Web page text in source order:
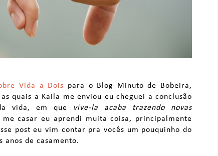
Vida a Dois para o Blog Minuto de Bobeira,
quais a Kaila me enviou eu cheguei a conclusão
vida, em que
vive-la acaba trazendo novas
casar eu aprendi muita coisa, principalmente
post eu vim contar pra vocês um pouquinho do
anos de casamento.